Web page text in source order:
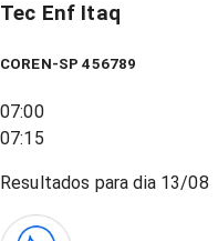
Tec Enf Itaq
COREN-SP 456789
07:00
07:15
Resultados para dia 13/08